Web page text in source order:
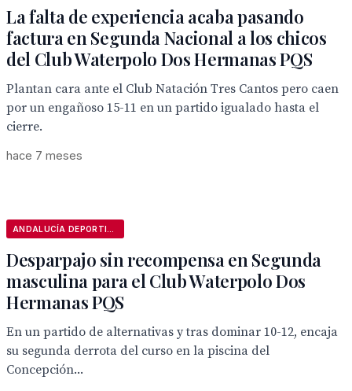
La falta de experiencia acaba pasando
factura en Segunda Nacional a los chicos
del Club Waterpolo Dos Hermanas PQS
Plantan cara ante el Club Natación Tres Cantos pero caen
por un engañoso 15-11 en un partido igualado hasta el
cierre.
hace 7 meses
Desparpajo sin recompensa en Segunda
masculina para el Club Waterpolo Dos
Hermanas PQS
En un partido de alternativas y tras dominar 10-12, encaja
su segunda derrota del curso en la piscina del
Concepción...